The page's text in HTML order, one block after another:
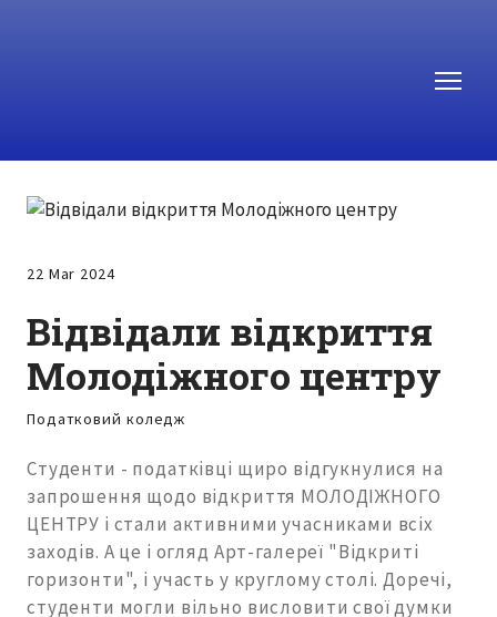
22 Mar 2024
Відвідали відкриття
Молодіжного центру
Податковий коледж
Студенти - податківці щиро відгукнулися на
запрошення щодо відкриття МОЛОДІЖНОГО
ЦЕНТРУ і стали активними учасниками всіх
заходів. А це і огляд Арт-галереї "Відкриті
горизонти", і участь у круглому столі. Доречі,
студенти могли вільно висловити свої думки